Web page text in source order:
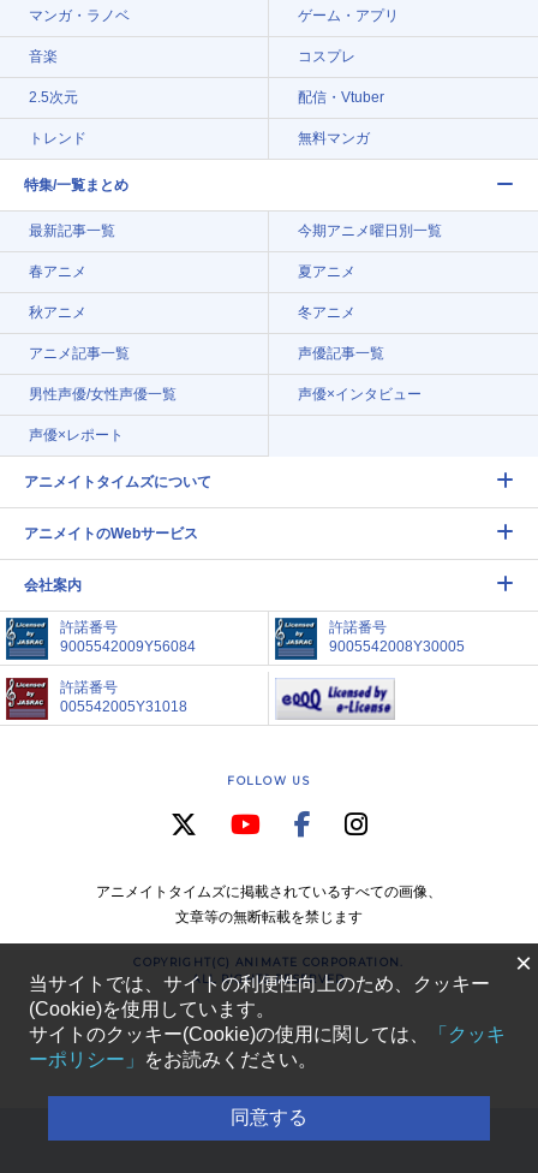
マンガ・ラノベ ゲーム・アプリ
音楽 コスプレ
2.5次元 配信・Vtuber
トレンド 無料マンガ
特集/一覧まとめ
最新記事一覧 今期アニメ曜日別一覧
春アニメ 夏アニメ
秋アニメ 冬アニメ
アニメ記事一覧 声優記事一覧
男性声優/女性声優一覧 声優×インタビュー
声優×レポート
アニメイトタイムズについて
アニメイトのWebサービス
会社案内
許諾番号
9005542009Y56084
許諾番号
9005542008Y30005
許諾番号
005542005Y31018
FOLLOW US
アニメイトタイムズに掲載されているすべての画像、
文章等の無断転載を禁じます
COPYRIGHT(C) ANIMATE CORPORATION.
ALL RIGHTS RESERVED
×
当サイトでは、サイトの利便性向上のため、クッキー
(Cookie)を使用しています。
サイトのクッキー(Cookie)の使用に関しては、
「クッキ
ーポリシー」
をお読みください。
同意する